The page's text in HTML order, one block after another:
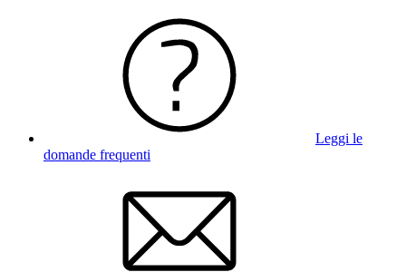
Leggi le
domande frequenti